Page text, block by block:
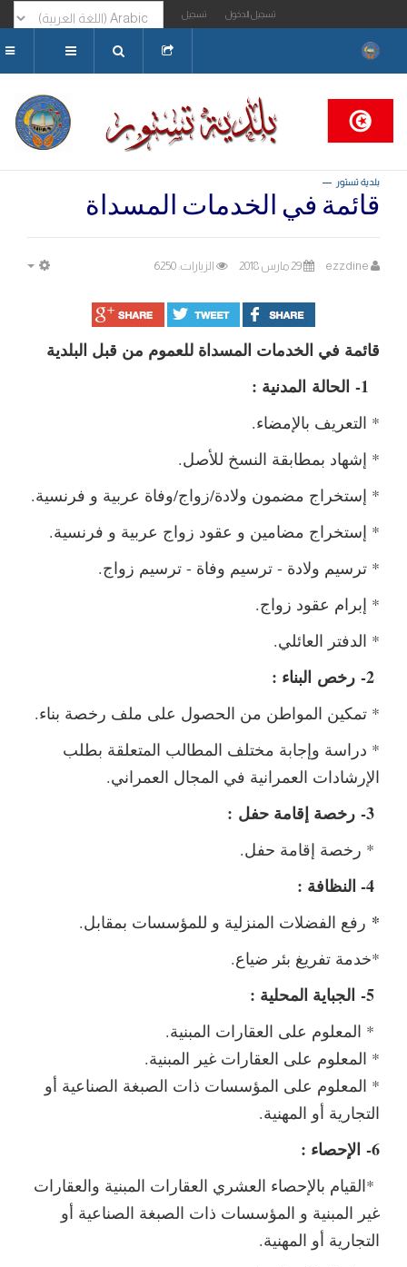
تسجيل الدخول تسجيل
البحث...
بلدية تستور
قائمة في الخدمات المسداة
ezzdine 29 مارس 2018 الزيارات: 6250
قائمة في الخدمات المسداة للعموم من قبل البلدية
الحالة المدنية :
* التعريف بالإمضاء.
* إشهاد بمطابقة النسخ للأصل.
* إستخراج مضمون ولادة/زواج/وفاة عربية و فرنسية.
* إستخراج مضامين و عقود زواج عربية و فرنسية.
* ترسيم ولادة - ترسيم وفاة - ترسيم زواج.
* إبرام عقود زواج.
* الدفتر العائلي.
2- رخص البناء :
* تمكين المواطن من الحصول على ملف رخصة بناء.
* دراسة وإجابة مختلف المطالب المتعلقة بطلب
الإرشادات العمرانية في المجال العمراني.
3- رخصة إقامة حفل :
* رخصة إقامة حفل.
4- النظافة :
* رفع الفضلات المنزلية و للمؤسسات بمقابل.
*خدمة تفريغ بئر ضياع.
الجباية المحلية :
* المعلوم على العقارات المبنية.
* المعلوم على العقارات غير المبنية.
* المعلوم على المؤسسات ذات الصبغة الصناعية أو
التجارية أو المهنية.
6- الإحصاء :
*القيام بالإحصاء العشري العقارات المبنية والعقارات
غير المبنية و المؤسسات ذات الصبغة الصناعية أو
التجارية أو المهنية.